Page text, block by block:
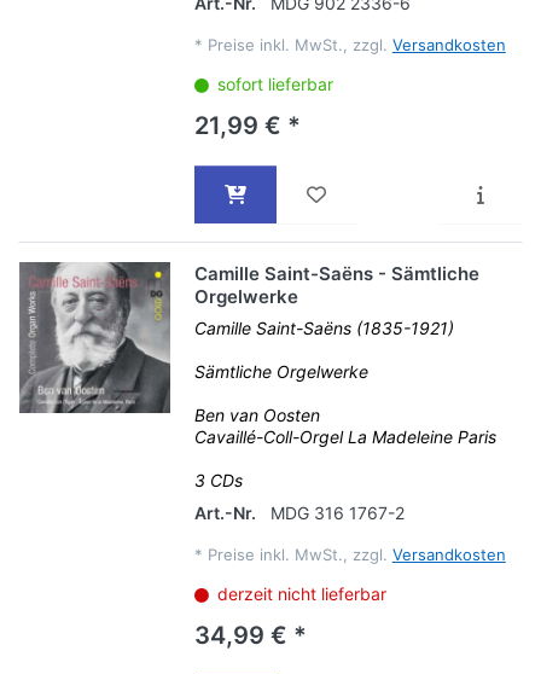
* Preise inkl. MwSt., zzgl. Versandkosten
sofort lieferbar
21,99 € *
Camille Saint-Saëns - Sämtliche
Orgelwerke
Camille Saint-Saëns (1835-1921)
Sämtliche Orgelwerke
Ben van Oosten
Cavaillé-Coll-Orgel La Madeleine Paris
3 CDs
Art.-Nr.
MDG 316 1767-2
* Preise inkl. MwSt., zzgl. Versandkosten
derzeit nicht lieferbar
34,99 € *